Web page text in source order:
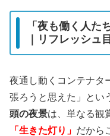
「夜も働く人た
｜リフレッシュ
夜通し動くコンテナタ
張ろうと思えた」とい
頭の夜景は、単なる観
「生きた灯り」 だから